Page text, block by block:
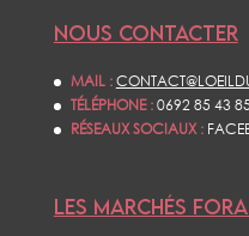
NOUS CONTACTER
MAIL :
TÉLÉPHONE :0692 85 43 85
RÉSEAUX SOCIAUX :
LES MARCHÉS